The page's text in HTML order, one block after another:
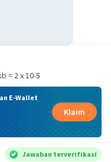
= 2 x 10-5
E-Wallet
Klaim
Jawaban terverifikasi